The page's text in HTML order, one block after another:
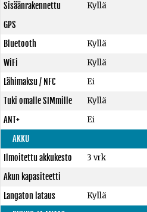
Sisäänrakennettu
GPS
Kyllä
Bluetooth Kyllä
WiFi
Kyllä
Lähimaksu / NFC
Ei
Tuki omalle SIMmille
Kyllä
ANT+
Ei
AKKU
Ilmoitettu akkukesto
3 vrk
Akun kapasiteetti
Langaton lataus
Kyllä